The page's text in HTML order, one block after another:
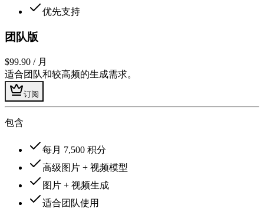
优先支持
团队版
$99.90 / 月
适合团队和较高频的生成需求。
订阅
包含
每月 7,500 积分
高级图片 + 视频模型
图片 + 视频生成
适合团队使用